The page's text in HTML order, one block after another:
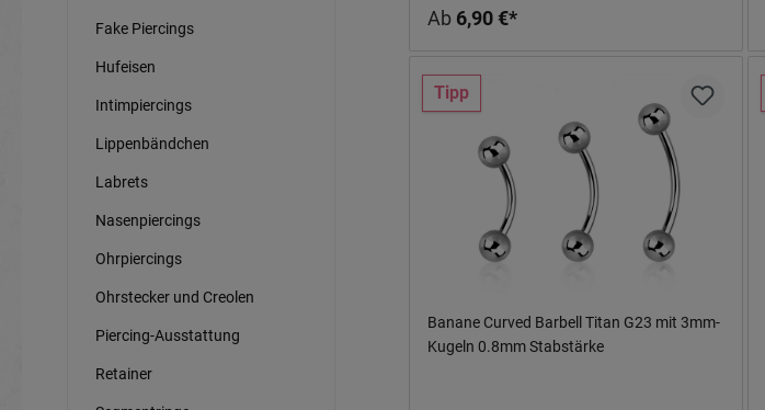
Fake Piercings
Hufeisen
Intimpiercings
Lippenbändchen
Labrets
Nasenpiercings
Ohrpiercings
Ohrstecker und Creolen
Piercing-Ausstattung
Retainer
Ab 6,90 €*
Tipp
Banane Curved Barbell Titan G23 mit 3mm-
Kugeln 0.8mm Stabstärke